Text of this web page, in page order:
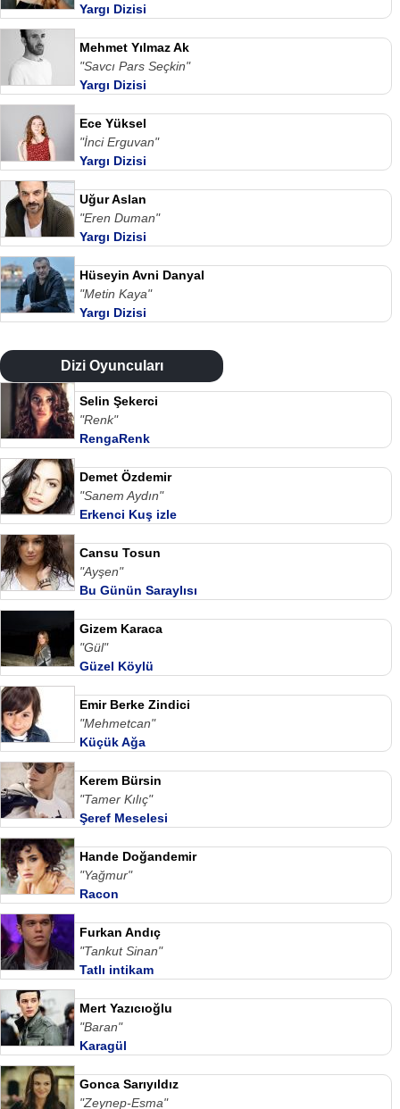
Yargı Dizisi
Mehmet Yılmaz Ak
"Savcı Pars Seçkin"
Yargı Dizisi
Ece Yüksel
"İnci Erguvan"
Yargı Dizisi
Uğur Aslan
"Eren Duman"
Yargı Dizisi
Hüseyin Avni Danyal
"Metin Kaya"
Yargı Dizisi
Dizi Oyuncuları
Selin Şekerci
"Renk"
RengaRenk
Demet Özdemir
"Sanem Aydın"
Erkenci Kuş izle
Cansu Tosun
"Ayşen"
Bu Günün Saraylısı
Gizem Karaca
"Gül"
Güzel Köylü
Emir Berke Zindici
"Mehmetcan"
Küçük Ağa
Kerem Bürsin
"Tamer Kılıç"
Şeref Meselesi
Hande Doğandemir
"Yağmur"
Racon
Furkan Andıç
"Tankut Sinan"
Tatlı intikam
Mert Yazıcıoğlu
"Baran"
Karagül
Gonca Sarıyıldız
"Zeynep-Esma"